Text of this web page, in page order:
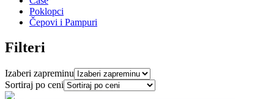
Poklopci
Čepovi i Pampuri
Filteri
Izaberi zapreminu
Sortiraj po ceni